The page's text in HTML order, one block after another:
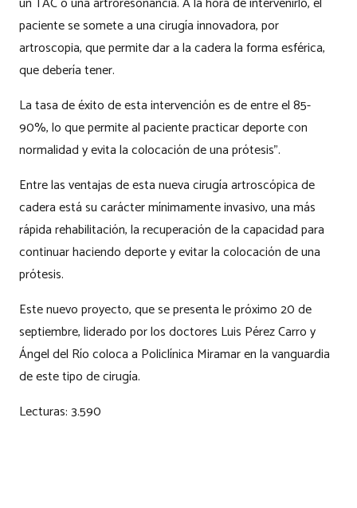
paciente se somete a una cirugía innovadora, por
artroscopia, que permite dar a la cadera la forma esférica,
que debería tener.
La tasa de éxito de esta intervención es de entre el 85-
90%, lo que permite al paciente practicar deporte con
normalidad y evita la colocación de una prótesis”.
Entre las ventajas de esta nueva cirugía artroscópica de
cadera está su carácter mínimamente invasivo, una más
rápida rehabilitación, la recuperación de la capacidad para
continuar haciendo deporte y evitar la colocación de una
prótesis.
Este nuevo proyecto, que se presenta le próximo 20 de
septiembre, liderado por los doctores Luis Pérez Carro y
Ángel del Río coloca a Policlínica Miramar en la vanguardia
de este tipo de cirugía.
Lecturas:3.590